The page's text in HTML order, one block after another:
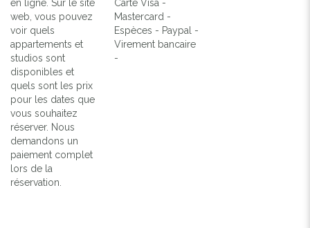
en ligne. Sur le site
web, vous pouvez
voir quels
appartements et
studios sont
disponibles et
quels sont les prix
pour les dates que
vous souhaitez
réserver. Nous
demandons un
paiement complet
lors de la
réservation.
Carte Visa -
Mastercard -
Espèces - Paypal -
Virement bancaire
-